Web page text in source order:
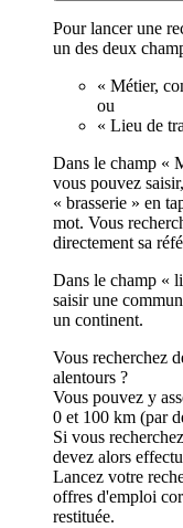
Pour lancer une
un des deux
« Métier,
ou
« Lieu de
Dans le champ «
vous pouvez
« brasserie » en
mot. Vous
directement sa
Dans le champ «
saisir une
un continent.
Vous recherchez
alentours ?
Vous pouvez y
0 et 100 km (par
Si vous
devez alors
Lancez votre
offres d'emploi
restituée.